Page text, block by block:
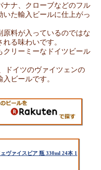
ナナ、クローブなどのフル
た輸入ビールに仕上がっ
原料が入っているのではな
る味わいです。
クリーミーなドイツビール
ドイツのヴァイツェンの
ビールです。